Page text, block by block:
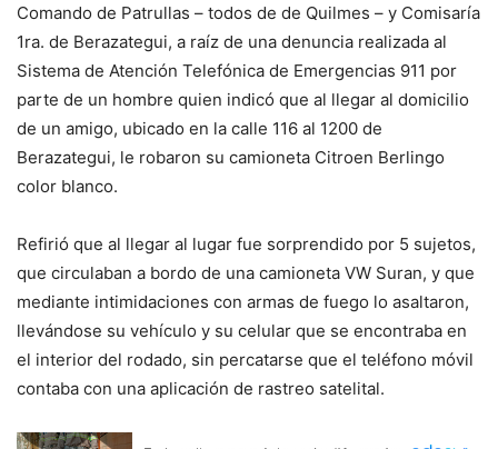
Comando de Patrullas – todos de de Quilmes – y Comisaría
1ra. de Berazategui, a raíz de una denuncia realizada al
Sistema de Atención Telefónica de Emergencias 911 por
parte de un hombre quien indicó que al llegar al domicilio
de un amigo, ubicado en la calle 116 al 1200 de
Berazategui, le robaron su camioneta Citroen Berlingo
color blanco.
Refirió que al llegar al lugar fue sorprendido por 5 sujetos,
que circulaban a bordo de una camioneta VW Suran, y que
mediante intimidaciones con armas de fuego lo asaltaron,
llevándose su vehículo y su celular que se encontraba en
el interior del rodado, sin percatarse que el teléfono móvil
contaba con una aplicación de rastreo satelital.